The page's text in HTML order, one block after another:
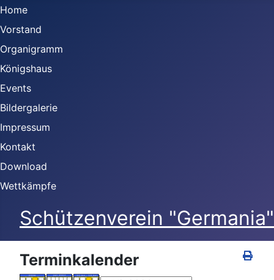
Home
Vorstand
Organigramm
Königshaus
Events
Bildergalerie
Impressum
Kontakt
Download
Wettkämpfe
Schützenverein
Terminkalender